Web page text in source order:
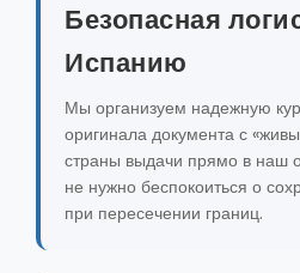
Безопасная
Испанию
Мы организуем надежную
оригинала документа с
страны выдачи прямо в наш
не нужно беспокоиться о
при пересечении границ.